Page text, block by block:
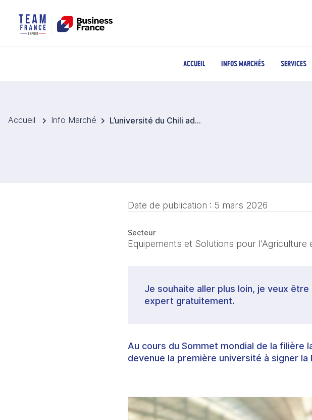
ACCUEIL INFOS MARCHÉS SERVICES
Accueil Info Marché L’université du Chili adhère à la Déclaration de Paris pour une filière laitière durable
Date de publication : 5 mars 2026
Secteur
Equipements et Solutions pour l'Agriculture
Je souhaite aller plus loin, je veux
expert gratuitement.
Au cours du Sommet mondial de la filière
devenue la première université à signer